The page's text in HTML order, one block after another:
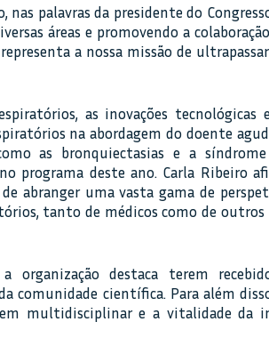
palavras da presidente do
áreas e promovendo a
a nossa missão de
as inovações tecnológicas
na abordagem do doente
as bronquiectasias e a síndrome
programa deste ano. Carla Ribeiro
abranger uma vasta gama de
tanto de médicos como de outros
destaca terem
comunidade científica. Para além
multidisciplinar e a vitalidade da